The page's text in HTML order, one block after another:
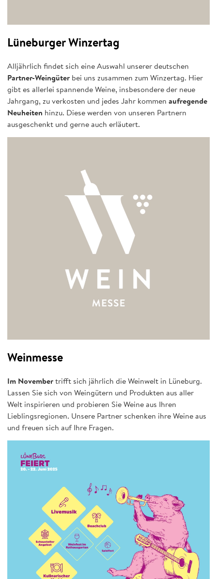
Lüneburger Winzertag
Alljährlich findet sich eine Auswahl unserer deutschen
Partner-Weingüter bei uns zusammen zum Winzertag. Hier
gibt es allerlei spannende Weine, insbesondere der neue
Jahrgang, zu verkosten und jedes Jahr kommen aufregende
Neuheiten hinzu. Diese werden von unseren Partnern
ausgeschenkt und gerne auch erläutert.
Weinmesse
Im Novembertrifft sich jährlich die Weinwelt in Lüneburg.
Lassen Sie sich von Weingütern und Produkten aus aller
Welt inspirieren und probieren Sie Weine aus Ihren
Lieblingsregionen. Unsere Partner schenken ihre Weine aus
und freuen sich auf Ihre Fragen.